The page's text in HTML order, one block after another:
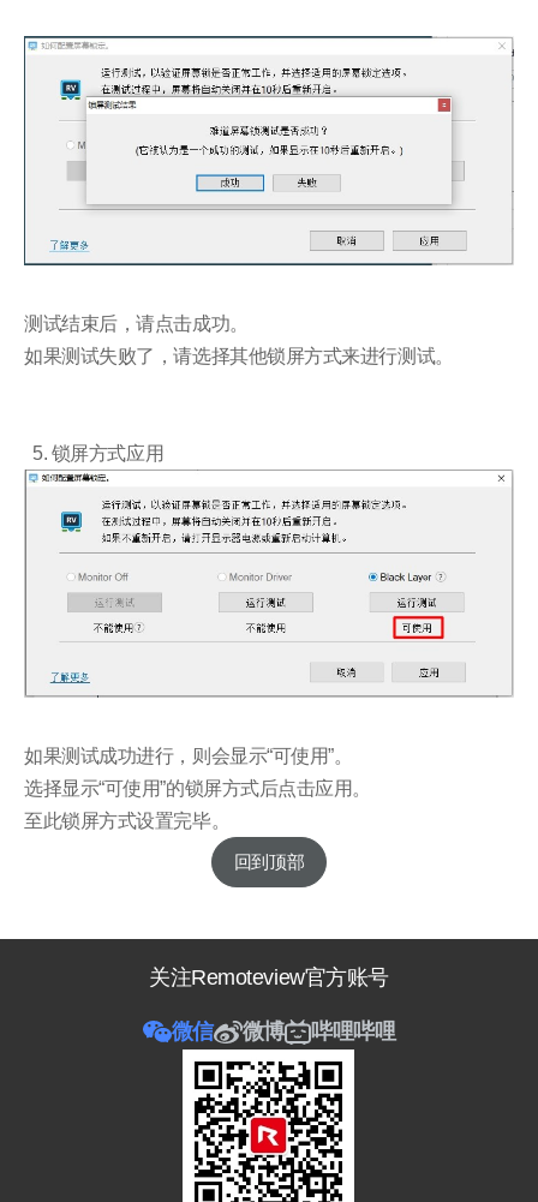
测试结束后，请点击成功。
如果测试失败了，请选择其他锁屏方式来进行测试。
5. 锁屏方式应用
如果测试成功进行，则会显示“可使用”。
选择显示“可使用”的锁屏方式后点击应用。
至此锁屏方式设置完毕。
回到顶部
关注Remoteview官方账号
微信 微博 哔哩哔哩